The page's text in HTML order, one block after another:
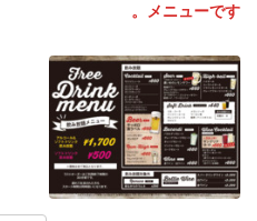
メニューです。